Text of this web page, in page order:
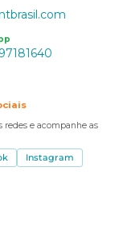
redes e acompanhe as
Instagram